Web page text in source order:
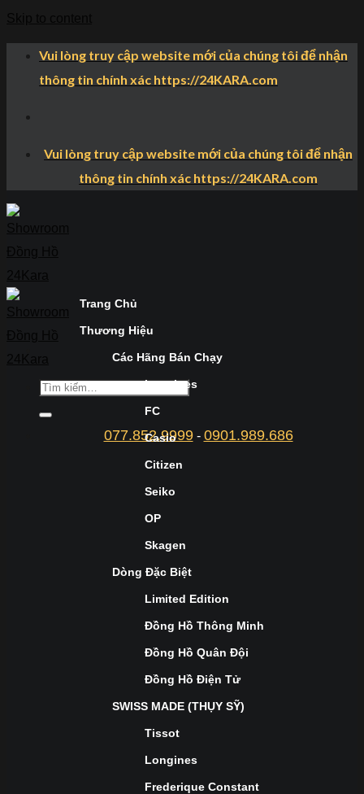
Vui lòng truy cập website mới của chúng tôi để nhận
thông tin chính xác https://24KARA.com
Vui lòng truy cập website mới của chúng tôi để nhận
thông tin chính xác https://24KARA.com
077.852.9999- 0901.989.686
Trang Chủ
Thương Hiệu
Các Hãng Bán Chạy
Longines
FC
Casio
Citizen
Seiko
OP
Skagen
Dòng Đặc Biệt
Limited Edition
Đồng Hồ Thông Minh
Đồng Hồ Quân Đội
Đồng Hồ Điện Tử
SWISS MADE (THỤY SỸ)
Tissot
Longines
Frederique Constant